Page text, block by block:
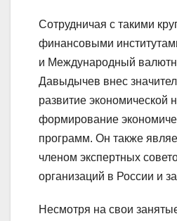
Сотрудничая с такими
финансовыми
и Международный
Давыдычев внес
развитие экономической
формирование
программ. Он также
членом экспертных
организаций в России и
Несмотря на свои